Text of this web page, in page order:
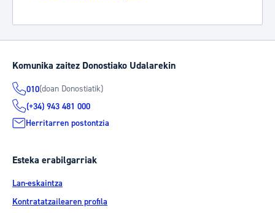
Komunika zaitez Donostiako Udalarekin
010(doan Donostiatik)
(+34) 943 481 000
Herritarren postontzia
Esteka erabilgarriak
Lan-eskaintza
Kontratatzailearen profila